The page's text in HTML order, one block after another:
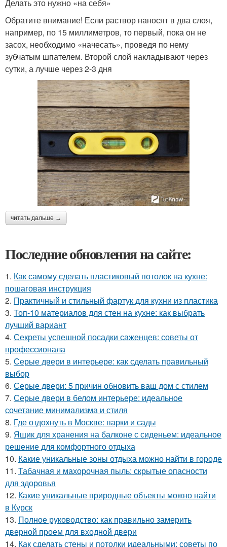
Делать это нужно «на себя»
Обратите внимание! Если раствор наносят в два слоя,
например, по 15 миллиметров, то первый, пока он не
засох, необходимо «начесать», проведя по нему
зубчатым шпателем. Второй слой накладывают через
сутки, а лучше через 2-3 дня
читать дальше →
Последние обновления на сайте:
1. Как самому сделать пластиковый потолок на кухне:
пошаговая инструкция
2. Практичный и стильный фартук для кухни из пластика
3. Топ-10 материалов для стен на кухне: как выбрать
лучший вариант
4. Секреты успешной посадки саженцев: советы от
профессионала
5. Серые двери в интерьере: как сделать правильный
выбор
6. Серые двери: 5 причин обновить ваш дом с стилем
7. Серые двери в белом интерьере: идеальное
сочетание минимализма и стиля
8. Где отдохнуть в Москве: парки и сады
9. Ящик для хранения на балконе с сиденьем: идеальное
решение для комфортного отдыха
10. Какие уникальные зоны отдыха можно найти в городе
11. Табачная и махорочная пыль: скрытые опасности
для здоровья
12. Какие уникальные природные объекты можно найти
в Курск
13. Полное руководство: как правильно замерить
дверной проем для входной двери
14. Как сделать стены и потолки идеальными: советы по